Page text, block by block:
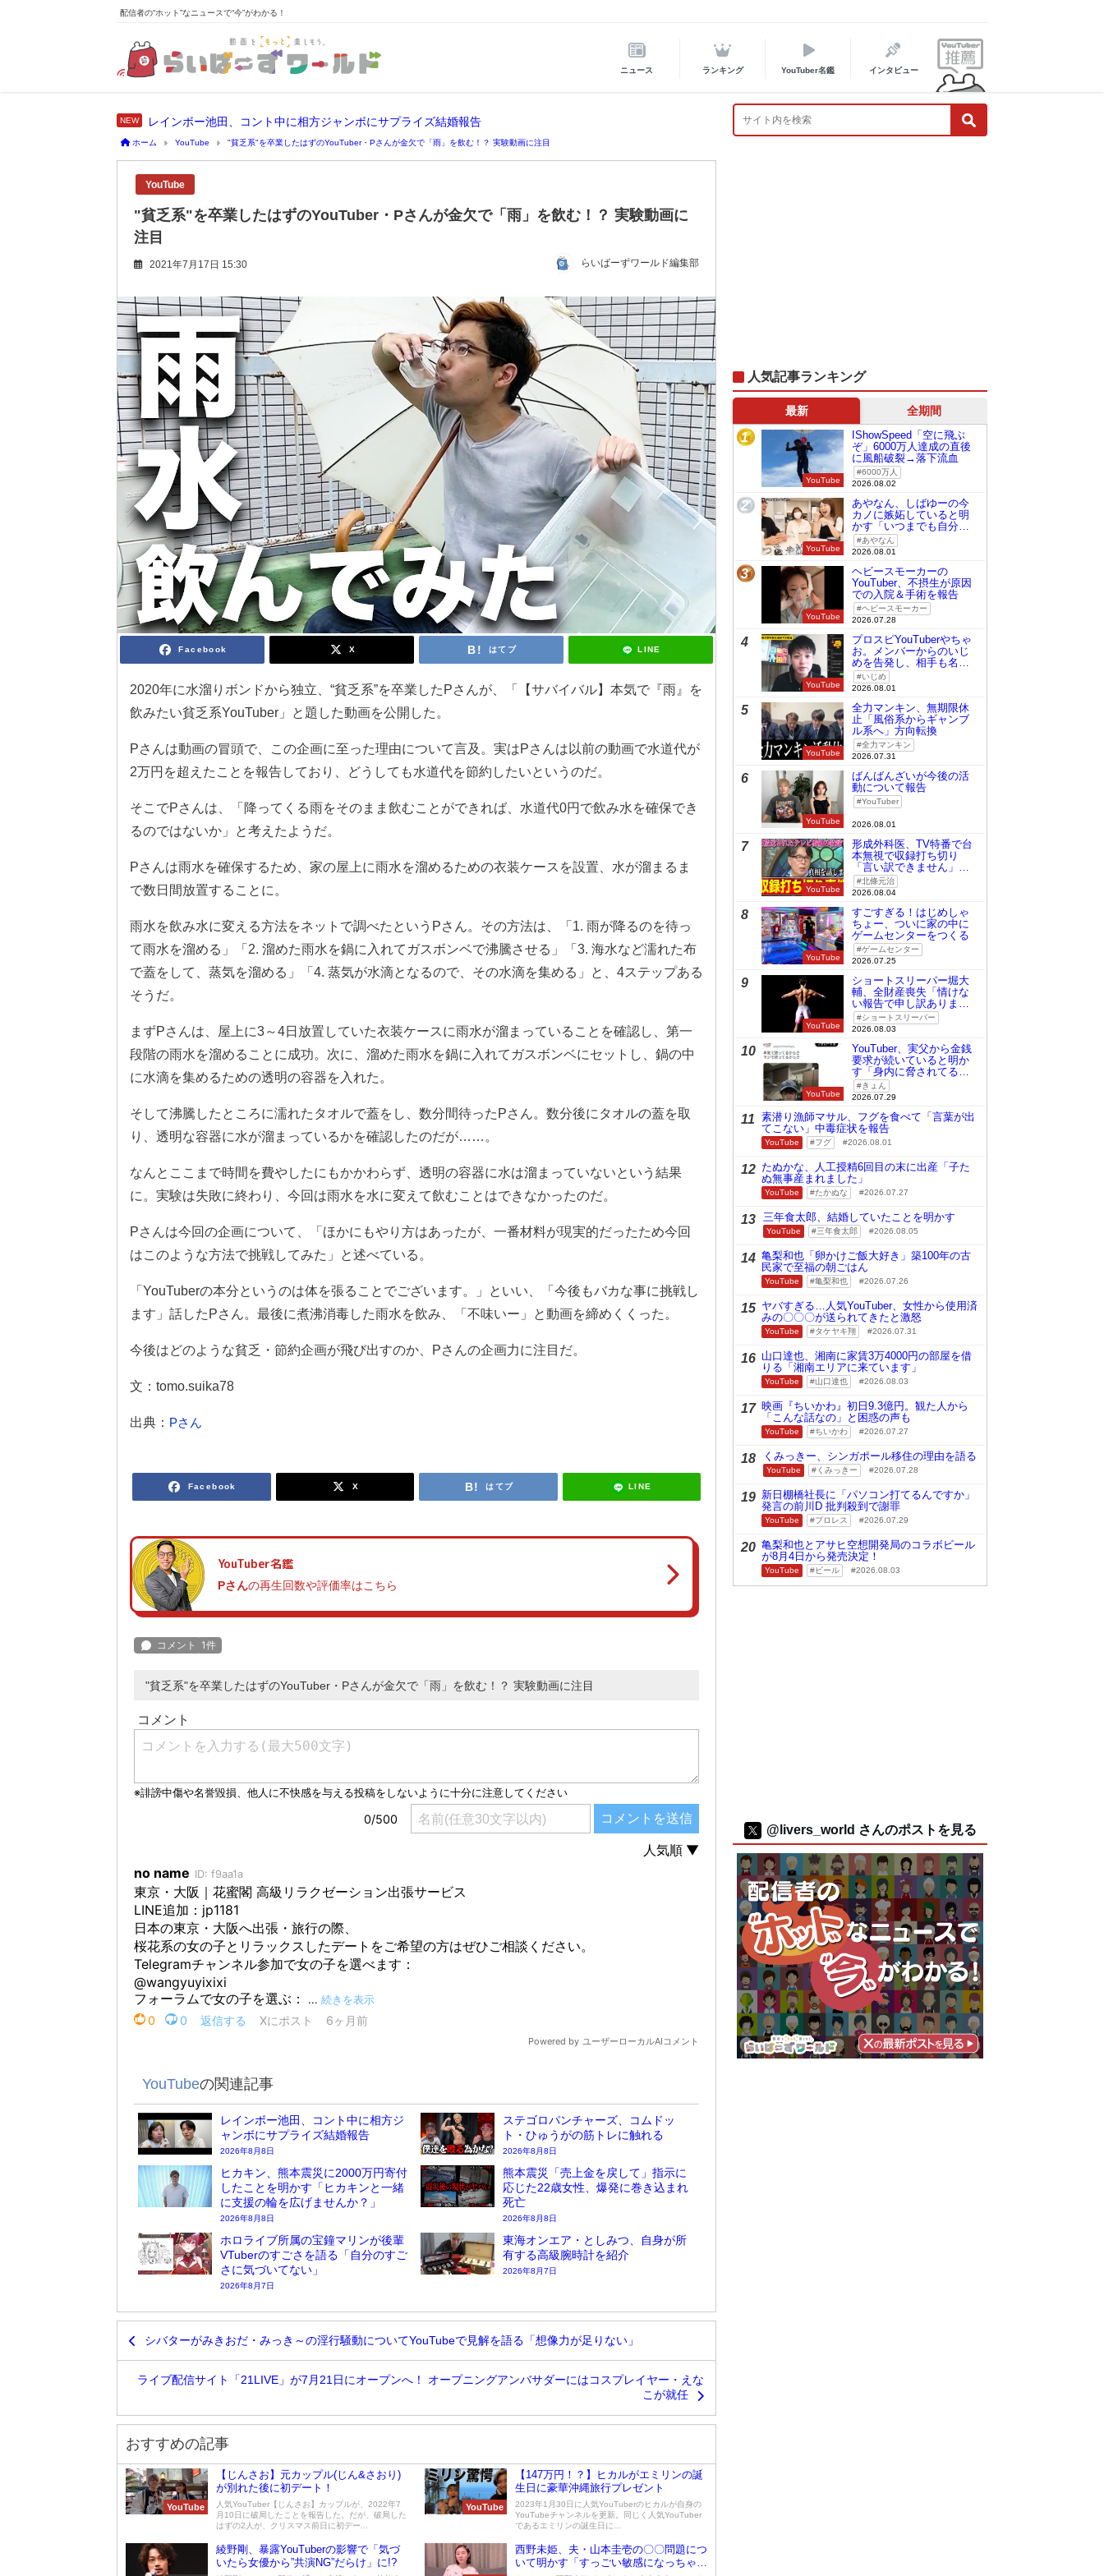
配信者の“ホット”なニュースで“今”がわかる！
ニュース ランキング YouTuber名鑑 インタビュー
レインボー池田、コント中に相方ジャンボにサプライズ結婚報告
ホーム YouTube "貧乏系"を卒業したはずのYouTuber・Pさんが金欠で「雨」を飲む！？ 実験動画に注目
YouTube
"貧乏系"を卒業したはずのYouTuber・Pさんが金欠で「雨」を飲む！？ 実験動画に
注目
2021年7月17日 15:30 らいばーずワールド編集部
Facebook X はてブ LINE
2020年に水溜りボンドから独立、“貧乏系”を卒業したPさんが、「【サバイバル】本気で『雨』を
飲みたい貧乏系YouTuber」と題した動画を公開した。
Pさんは動画の冒頭で、この企画に至った理由について言及。実はPさんは以前の動画で水道代が
2万円を超えたことを報告しており、どうしても水道代を節約したいというのだ。
そこでPさんは、「降ってくる雨をそのまま飲むことができれば、水道代0円で飲み水を確保でき
るのではないか」と考えたようだ。
Pさんは雨水を確保するため、家の屋上に雨水を溜めるための衣装ケースを設置、水が溜まるま
で数日間放置することに。
雨水を飲み水に変える方法をネットで調べたというPさん。その方法は、「1. 雨が降るのを待っ
て雨水を溜める」「2. 溜めた雨水を鍋に入れてガスボンベで沸騰させる」「3. 海水など濡れた布
で蓋をして、蒸気を溜める」「4. 蒸気が水滴となるので、その水滴を集める」と、4ステップある
そうだ。
まずPさんは、屋上に3～4日放置していた衣装ケースに雨水が溜まっていることを確認し、第一
段階の雨水を溜めることに成功。次に、溜めた雨水を鍋に入れてガスボンベにセットし、鍋の中
に水滴を集めるための透明の容器を入れた。
そして沸騰したところに濡れたタオルで蓋をし、数分間待ったPさん。数分後にタオルの蓋を取
り、透明な容器に水が溜まっているかを確認したのだが……。
なんとここまで時間を費やしたにもかかわらず、透明の容器に水は溜まっていないという結果
に。実験は失敗に終わり、今回は雨水を水に変えて飲むことはできなかったのだ。
Pさんは今回の企画について、「ほかにもやり方はあったが、一番材料が現実的だったため今回
はこのような方法で挑戦してみた」と述べている。
「YouTuberの本分というのは体を張ることでございます。」といい、「今後もバカな事に挑戦し
ます」話したPさん。最後に煮沸消毒した雨水を飲み、「不味いー」と動画を締めくくった。
今後はどのような貧乏・節約企画が飛び出すのか、Pさんの企画力に注目だ。
文：tomo.suika78
出典： Pさん
Facebook X はてブ LINE
YouTuber名鑑
Pさんの再生回数や評価率はこちら
"貧乏系"を卒業したはずのYouTuber・Pさんが金欠で「雨」を飲む！？ 実験動画に注目
YouTubeの関連記事
レインボー池田、コント中に相方ジ
ャンボにサプライズ結婚報告
2026年8月8日
ステゴロパンチャーズ、コムドッ
ト・ひゅうがの筋トレに触れる
2026年8月8日
ヒカキン、熊本震災に2000万円寄付
したことを明かす「ヒカキンと一緒
に支援の輪を広げませんか？」
2026年8月8日
熊本震災「売上金を戻して」指示に
応じた22歳女性、爆発に巻き込まれ
死亡
2026年8月8日
ホロライブ所属の宝鐘マリンが後輩
VTuberのすごさを語る「自分のすご
さに気づいてない」
2026年8月7日
東海オンエア・としみつ、自身が所
有する高級腕時計を紹介
2026年8月7日
シバターがみきおだ・みっき～の淫行騒動についてYouTubeで見解を語る「想像力が足りない」
ライブ配信サイト「21LIVE」が7月21日にオープンへ！ オープニングアンバサダーにはコスプレイヤー・えな
こが就任
おすすめの記事
YouTube
【じんさお】元カップル(じん&さおり)
が別れた後に初デート！
人気YouTuber【じんさお】カップルが、2022年7
月10日に破局したことを報告した。だが、破局した
はずの2人が、クリスマス前日に初デー...
YouTube
【147万円！？】ヒカルがエミリンの誕
生日に豪華沖縄旅行プレゼント
2023年1月30日に人気YouTuberのヒカルが自身の
YouTubeチャンネルを更新。同じく人気YouTuber
であるエミリンの誕生日に...
綾野剛、暴露YouTuberの影響で「気づ
いたら女優から”共演NG”だらけ」に!?
西野未姫、夫・山本圭壱の〇〇問題につ
いて明かす「すっごい敏感になっちゃっ
人気記事ランキング
最新 全期間
1
YouTube
IShowSpeed「空に飛ぶ
ぞ」6000万人達成の直後
に風船破裂→落下流血
6000万人
2026.08.02
2
YouTube
あやなん、しばゆーの今
カノに嫉妬していると明
かす「いつまでも自分の
ものみたいに…」
あやなん
2026.08.01
3
YouTube
ヘビースモーカーの
YouTuber、不摂生が原因
での入院＆手術を報告
ヘビースモーカー
2026.07.28
4
YouTube
プロスピYouTuberやちゃ
お。メンバーからのいじ
めを告発し、相手も名指
しで批判
いじめ
2026.08.01
5
YouTube
全力マンキン、無期限休
止「風俗系からギャンブ
ル系へ」方向転換
全力マンキン
2026.07.31
6
YouTube
ばんばんざいが今後の活
動について報告
YouTuber
2026.08.01
7
YouTube
形成外科医、TV特番で台
本無視で収録打ち切り
「言い訳できません」と
謝罪北條元治
2026.08.04
8
YouTube
すごすぎる！はじめしゃ
ちょー、ついに家の中に
ゲームセンターをつくる
ゲームセンター
2026.07.25
9
YouTube
ショートスリーパー堀大
輔、全財産喪失「情けな
い報告で申し訳ありませ
ん」ショートスリーパー
2026.08.03
10
YouTube
YouTuber、実父から金銭
要求が続いていると明か
す「身内に脅されてる
の」きょん
2026.07.29
11
素潜り漁師マサル、フグを食べて「言葉が出
てこない」中毒症状を報告
YouTube フグ 2026.08.01
12 たぬかな、人工授精6回目の末に出産「子た
ぬ無事産まれました」
YouTube たかぬな 2026.07.27
13 三年食太郎、結婚していたことを明かす
YouTube 三年食太郎 2026.08.05
14 亀梨和也「卵かけご飯大好き」築100年の古
民家で至福の朝ごはん
YouTube 亀梨和也 2026.07.26
15 ヤバすぎる…人気YouTuber、女性から使用済
みの〇〇〇が送られてきたと激怒
YouTube タケヤキ翔 2026.07.31
16 山口達也、湘南に家賃3万4000円の部屋を借
りる「湘南エリアに来ています」
YouTube 山口達也 2026.08.03
17 映画『ちいかわ』初日9.3億円。観た人から
「こんな話なの」と困惑の声も
YouTube ちいかわ 2026.07.27
18 くみっきー、シンガポール移住の理由を語る
YouTube くみっきー 2026.07.28
19 新日棚橋社長に「パソコン打てるんですか」
発言の前川D 批判殺到で謝罪
YouTube プロレス 2026.07.29
20 亀梨和也とアサヒ空想開発局のコラボビール
が8月4日から発売決定！
YouTube ビール 2026.08.03
@livers_world さんのポストを見る